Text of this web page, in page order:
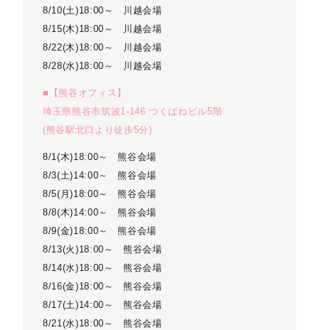
8/10(土)18:00～ 川越会場
8/15(木)18:00～ 川越会場
8/22(木)18:00～ 川越会場
8/28(水)18:00～ 川越会場
■【熊谷オフィス】
埼玉県熊谷市筑波1-146 つくばねビル5階
(熊谷駅北口より徒歩5分)
8/1(木)18:00～ 熊谷会場
8/3(土)14:00～ 熊谷会場
8/5(月)18:00～ 熊谷会場
8/8(木)14:00～ 熊谷会場
8/9(金)18:00～ 熊谷会場
8/13(火)18:00～ 熊谷会場
8/14(水)18:00～ 熊谷会場
8/16(金)18:00～ 熊谷会場
8/17(土)14:00～ 熊谷会場
8/21(水)18:00～ 熊谷会場